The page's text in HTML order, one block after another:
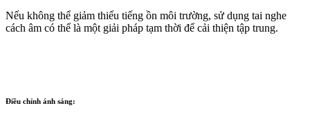
Nếu không thể giảm thiểu tiếng ồn môi trường, sử dụng tai nghe
cách âm có thể là một giải pháp tạm thời để cải thiện tập trung.
Điều chỉnh ánh sáng: